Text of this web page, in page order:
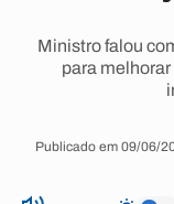
Ministro falou
para
Publicado em 09/06/